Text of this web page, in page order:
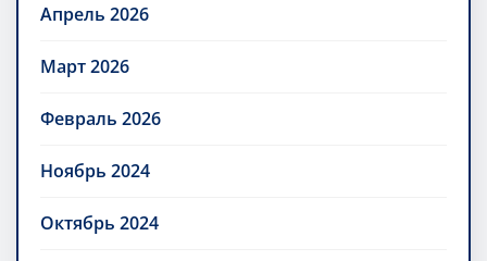
Апрель 2026
Март 2026
Февраль 2026
Ноябрь 2024
Октябрь 2024